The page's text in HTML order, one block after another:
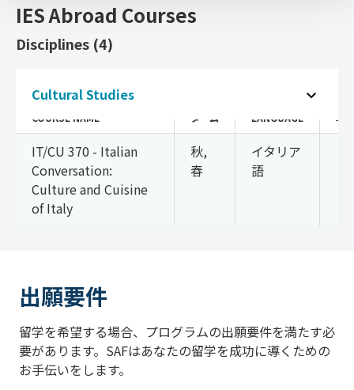
IES Abroad Courses
Disciplines (4)
Cultural Studies
COURSE NAME ターム LANGUAGE 単位
IT/CU 370 - Italian
Conversation:
Culture and Cuisine
of Italy
秋,
春
イタリア
語
出願要件
留学を希望する場合、プログラムの出願要件を満たす必
要があります。SAFはあなたの留学を成功に導くための
お手伝いをします。